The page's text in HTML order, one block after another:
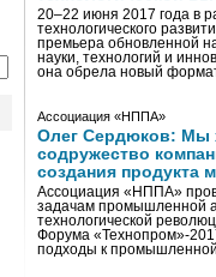
20–22 июня 2017 года в
технологического
премьера обновленной
науки, технологий и
она обрела новый
Ассоциация «НППА»
Олег Сердюков: Мы
содружество
создания продукта
Ассоциация «НППА»
задачам промышленной
технологической
Форума «Технопром»-
подходы к